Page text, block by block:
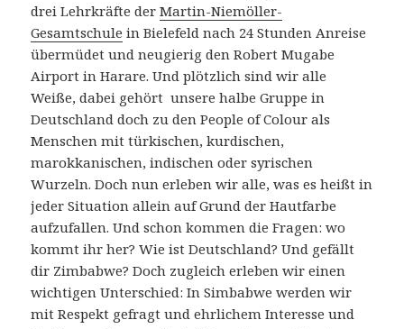
drei Lehrkräfte derMartin-Niemöller-
Gesamtschule in Bielefeld nach 24 Stunden Anreise
übermüdet und neugierig den Robert Mugabe
Airport in Harare. Und plötzlich sind wir alle
Weiße, dabei gehört unsere halbe Gruppe in
Deutschland doch zu den People of Colour als
Menschen mit türkischen, kurdischen,
marokkanischen, indischen oder syrischen
Wurzeln. Doch nun erleben wir alle, was es heißt in
jeder Situation allein auf Grund der Hautfarbe
aufzufallen. Und schon kommen die Fragen: wo
kommt ihr her? Wie ist Deutschland? Und gefällt
dir Zimbabwe? Doch zugleich erleben wir einen
wichtigen Unterschied: In Simbabwe werden wir
mit Respekt gefragt und ehrlichem Interesse und